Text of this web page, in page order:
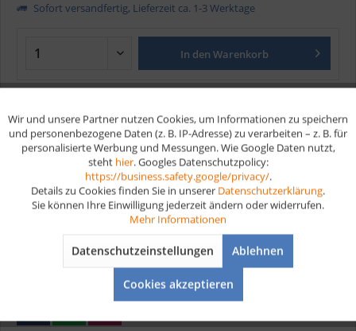
Sofort versandfertig, Lieferzeit ca. 1-3 Werktage
In den Warenkorb
Artikel-Nr.:
202
EAN
9783961593170
Vorteile
Kostenloser Versand ab € 35,- Bestellwert
Schnelle Lieferung
Verschiedene Zahlungsmöglichkeiten
Funktionale Aktiv
Aktiv
Wir und unsere Partner nutzen Cookies, um Informationen zu speichern
und personenbezogene Daten (z. B. IP-Adresse) zu verarbeiten – z. B. für
personalisierte Werbung und Messungen. Wie Google Daten nutzt,
steht hier. Googles Datenschutzpolicy:
https://business.safety.google/privacy/.
Details zu Cookies finden Sie in unserer Datenschutzerklärung.
Sie können Ihre Einwilligung jederzeit ändern oder widerrufen.
Mehr Informationen
Datenschutzeinstellungen Ablehnen
Cookies akzeptieren